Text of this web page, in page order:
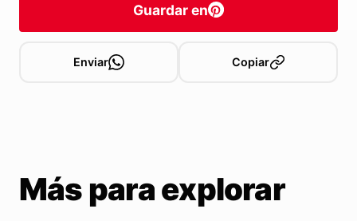
Guardar en
Enviar Copiar
Más para explorar